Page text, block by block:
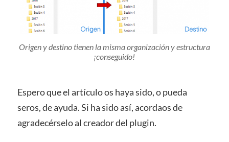
Origen y destino tienen la misma organización y estructura
¡conseguido!
Espero que el artículo os haya sido, o pueda
seros, de ayuda. Si ha sido así, acordaos de
agradecérselo al creador del plugin.